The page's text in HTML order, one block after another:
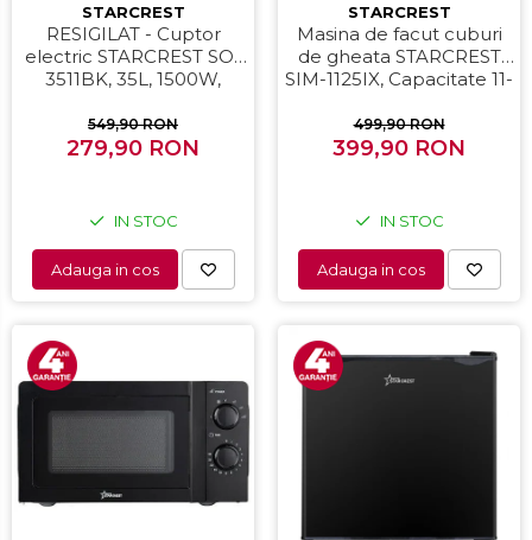
STARCREST
RESIGILAT - Cuptor
electric STARCREST SO-
3511BK, 35L, 1500W,
Programe predefinite,
Interfata digitala, Negru
549,90 RON
279,90 RON
IN STOC
Adauga in cos
STARCREST
Masina de facut cuburi
de gheata STARCREST
SIM-1125IX, Capacitate 11-
detasabil, Rezervor apa
0.8 l, Inox
499,90 RON
399,90 RON
IN STOC
Adauga in cos